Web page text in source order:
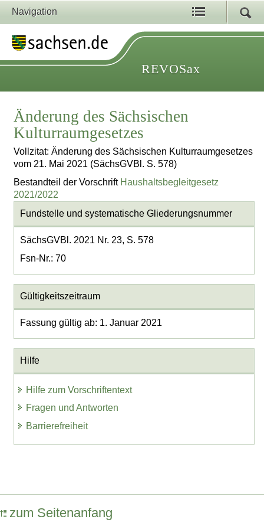
Navigation
REVOSax
Änderung des Sächsischen
Kulturraumgesetzes
Vollzitat: Änderung des Sächsischen Kulturraumgesetzes
vom 21. Mai 2021 (SächsGVBl. S. 578)
Bestandteil der Vorschrift Haushaltsbegleitgesetz
2021/2022
Fundstelle und systematische Gliederungsnummer
SächsGVBl. 2021 Nr. 23, S. 578
Fsn-Nr.: 70
Gültigkeitszeitraum
Fassung gültig ab: 1. Januar 2021
Hilfe
Hilfe zum Vorschriftentext
Fragen und Antworten
Barrierefreiheit
zum Seitenanfang